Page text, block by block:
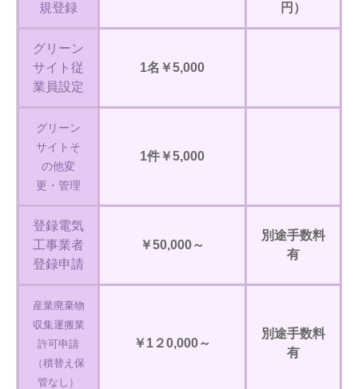
規登録
円）
グリーン
サイト従
業員設定
1名￥5,000
グリーン
サイトそ
の他変
更・管理
1件￥5,000
登録電気
工事業者
登録申請
￥50,000～
別途手数料
有
産業廃棄物
収集運搬業
許可申請
（積替え保
管なし）
￥1２0,000～
別途手数料
有